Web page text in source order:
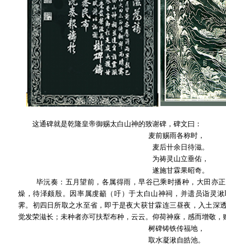
这通碑就是乾隆皇帝御赐太白山神的致谢碑，碑文曰：
麦前赐雨各称时，
麦后卄余日待滋。
为祷灵山立垂佑，
遂施甘霖果昭奇。
毕沅奏：五月望前，各属得雨，早谷已乘时播种，大田亦正
燥，待泽颇殷。因率属虔籲（吁）于太白山神祠，并遗员诣灵
霁。初四日所取之水至省，即于是夜大获甘霖连三昼夜，入土深
觉发荣滋长；未种者亦可扶犁布种，云云。仰荷神庥，感而增敬，
树碑铸铁传福地，
取水凝湫自皓池。